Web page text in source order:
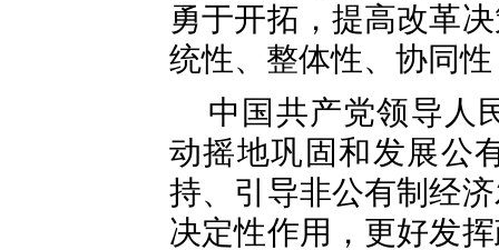
勇于开拓，提高改革
统性、整体性、协同
中国共产党领导人
动摇地巩固和发展公
持、引导非公有制经
决定性作用，更好发